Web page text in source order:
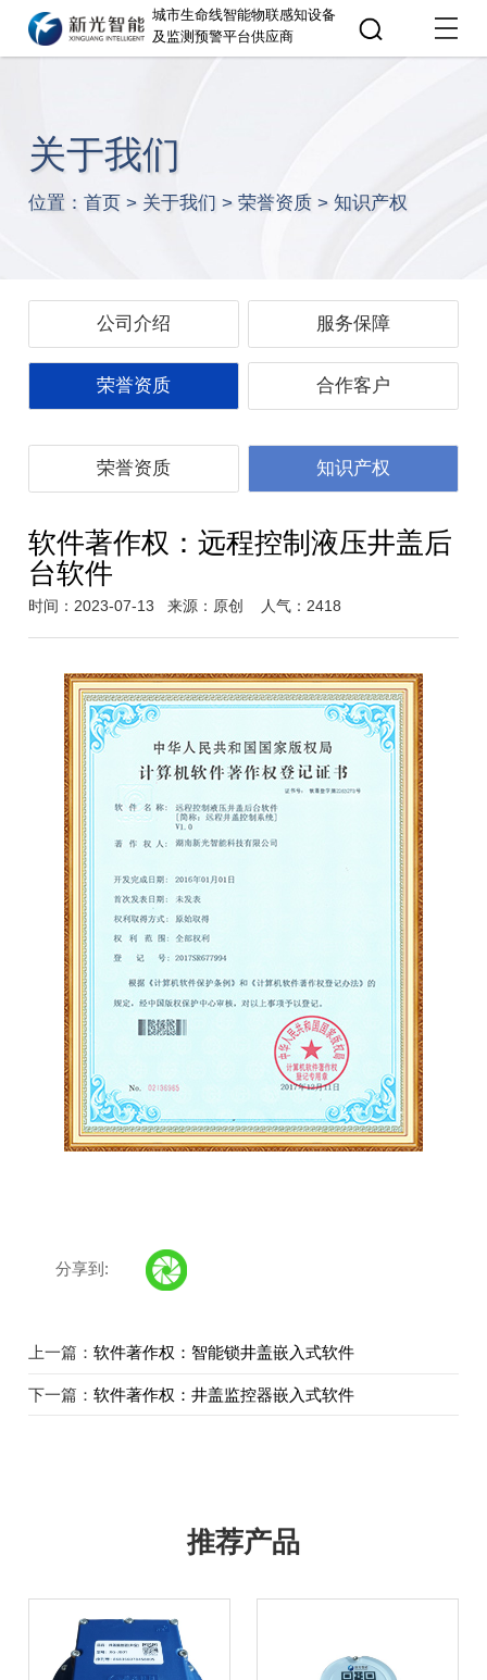
城市生命线智能物联感知设备
及监测预警平台供应商
关于我们
位置： 首页> 关于我们 > 荣誉资质> 知识产权
公司介绍 服务保障
荣誉资质 合作客户
荣誉资质 知识产权
软件著作权：远程控制液压井盖后
台软件
时间：2023-07-13 来源：原创 人气：2418
分享到:
上一篇： 软件著作权：智能锁井盖嵌入式软件
下一篇： 软件著作权：井盖监控器嵌入式软件
推荐产品